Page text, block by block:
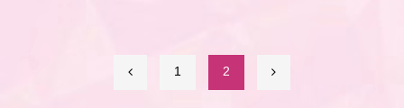
1 2